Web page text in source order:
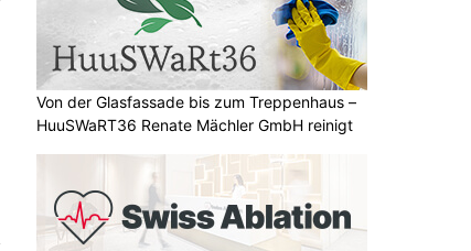
Von der Glasfassade bis zum Treppenhaus –
HuuSWaRT36 Renate Mächler GmbH reinigt